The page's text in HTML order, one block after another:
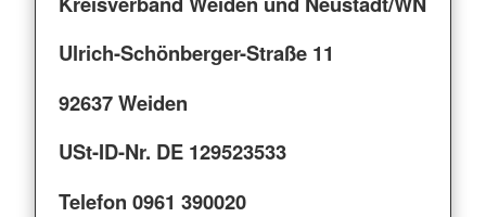
Ulrich-Schönberger-Straße 11
92637 Weiden
USt-ID-Nr. DE 129523533
Telefon 0961 390020